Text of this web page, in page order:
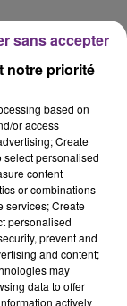
notre priorité
based on
or access
Create
select personalised
content
or combinations
services; Create
personalised
prevent and
and content;
may
data to offer
actively
sans accepter